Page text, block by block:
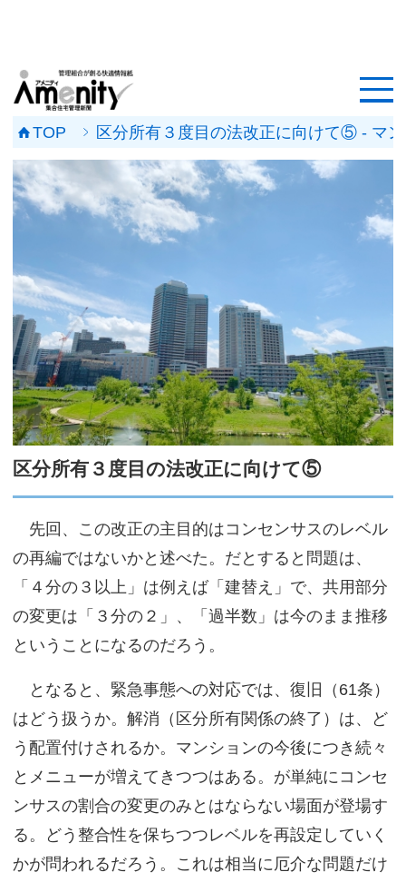
記事一覧
マンション改修ナビ
工事事例
マンションメンテの無料相談
媒体資料
会社概要
サイトマップ
TOP 区分所有３度目の法改正に向けて⑤ - マ
区分所有３度目の法改正に向けて⑤
先回、この改正の主目的はコンセンサスのレベル
の再編ではないかと述べた。だとすると問題は、
「４分の３以上」は例えば「建替え」で、共用部分
の変更は「３分の２」、「過半数」は今のまま推移
ということになるのだろう。
となると、緊急事態への対応では、復旧（ 61条）
はどう扱うか。解消（区分所有関係の終了）は、ど
う配置付けされるか。マンションの今後につき続々
とメニューが増えてきつつはある。が単純にコンセ
ンサスの割合の変更のみとはならない場面が登場す
る。どう整合性を保ちつつレベルを再設定していく
かが問われるだろう。これは相当に厄介な問題だけ